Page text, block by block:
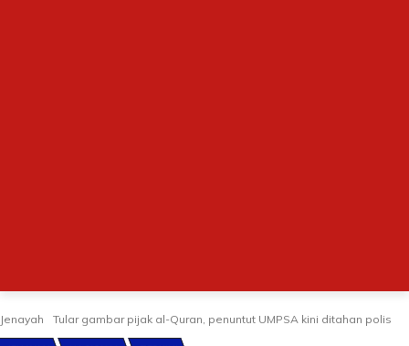
Jenayah Tular gambar pijak al-Quran, penuntut UMPSA kini ditahan polis